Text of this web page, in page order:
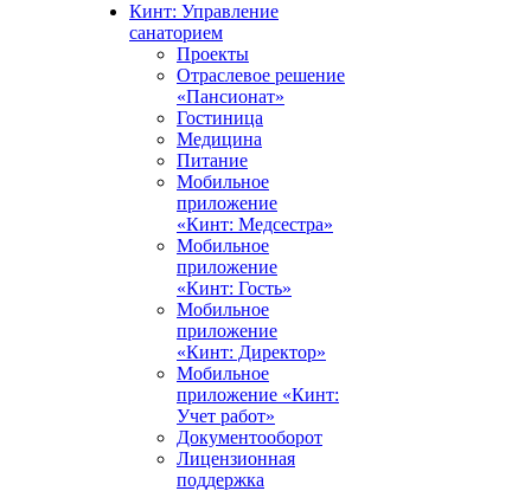
Кинт: Управление
санаторием
Проекты
Отраслевое решение
«Пансионат»
Гостиница
Медицина
Питание
Мобильное
приложение
«Кинт: Медсестра»
Мобильное
приложение
«Кинт: Гость»
Мобильное
приложение
«Кинт: Директор»
Мобильное
приложение «Кинт:
Учет работ»
Документооборот
Лицензионная
поддержка